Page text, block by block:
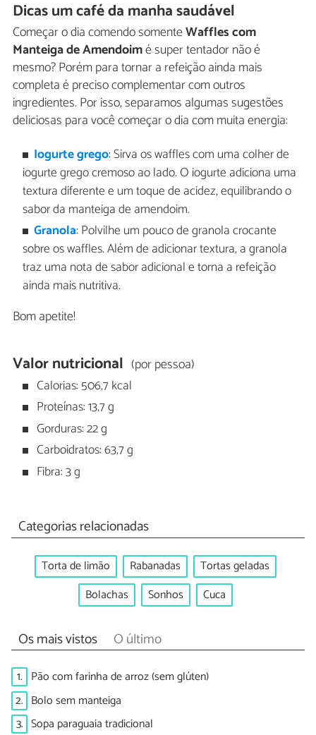
Dicas um café da manha saudável
Começar o dia comendo somenteWaffles com
Manteiga de Amendoimé super tentador não é
mesmo? Porém para tornar a refeição ainda mais
completa é preciso complementar com outros
ingredientes. Por isso, separamos algumas sugestões
deliciosas para você começar o dia com muita energia:
Iogurte grego: Sirva os waffles com uma colher de
iogurte grego cremoso ao lado. O iogurte adiciona uma
textura diferente e um toque de acidez, equilibrando o
sabor da manteiga de amendoim.
Granola: Polvilhe um pouco de granola crocante
sobre os waffles. Além de adicionar textura, a granola
traz uma nota de sabor adicional e torna a refeição
ainda mais nutritiva.
Bom apetite!
Valor nutricional (por pessoa)
Calorias: 506,7 kcal
Proteínas: 13,7 g
Gorduras: 22 g
Carboidratos: 63,7 g
Fibra: 3 g
Categorias relacionadas
Torta de limão Rabanadas
Tortas geladas
Bolachas
Sonhos Cuca
Os mais vistos O último
1. Pão com farinha de arroz (sem glúten)
2. Bolo sem manteiga
3. Sopa paraguaia tradicional